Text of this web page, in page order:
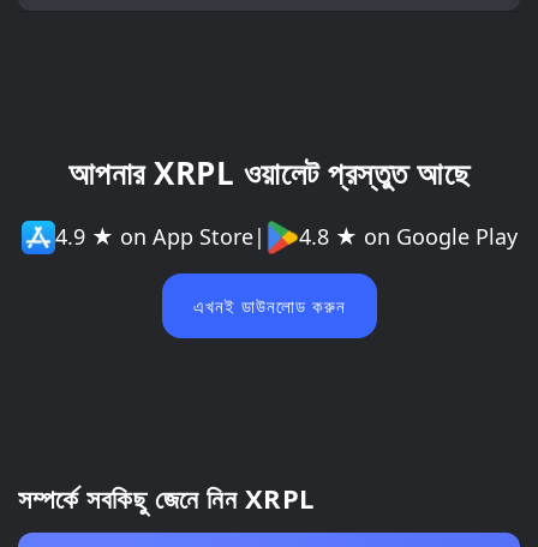
আপনার XRPL ওয়ালেট প্রস্তুত আছে
4.9 ★ on App Store| 4.8 ★ on Google Play
এখনই ডাউনলোড করুন
সম্পর্কে সবকিছু জেনে নিন XRPL